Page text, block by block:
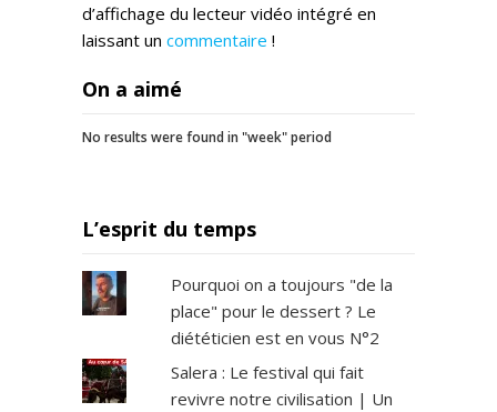
d’affichage du lecteur vidéo intégré en
laissant un commentaire !
On a aimé
No results were found in "week" period
L’esprit du temps
Pourquoi on a toujours "de la
place" pour le dessert ? Le
diététicien est en vous N°2
Salera : Le festival qui fait
revivre notre civilisation | Un